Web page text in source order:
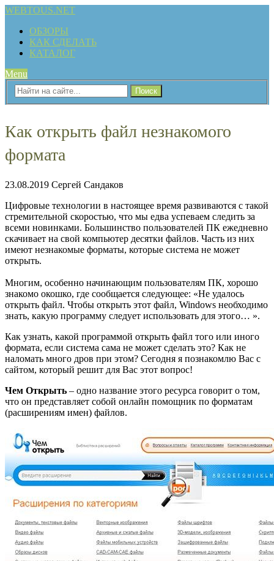
WEBTOUS.NET
ОБЗОРЫ
КАК СДЕЛАТЬ
КАТАЛОГ
Menu
Как открыть файл незнакомого
формата
23.08.2019 Сергей Сандаков
Цифровые технологии в настоящее время развиваются с такой
стремительной скоростью, что мы едва успеваем следить за
всеми новинками. Большинство пользователей ПК ежедневно
скачивает на свой компьютер десятки файлов. Часть из них
имеют незнакомые форматы, которые система не может
открыть.
Многим, особенно начинающим пользователям ПК, хорошо
знакомо окошко, где сообщается следующее: «Не удалось
открыть файл. Чтобы открыть этот файл, Windows необходимо
знать, какую программу следует использовать для этого… ».
Как узнать, какой программой открыть файл того или иного
формата, если система сама не может сделать это? Как не
наломать много дров при этом? Сегодня я познакомлю Вас с
сайтом, который решит для Вас этот вопрос!
Чем Открыть – одно название этого ресурса говорит о том,
что он представляет собой онлайн помощник по форматам
(расширениям имен) файлов.